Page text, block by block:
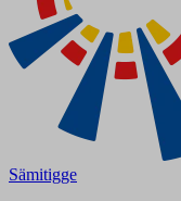
Sämitigge